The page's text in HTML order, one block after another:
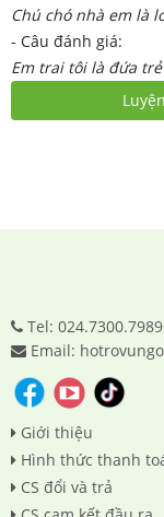
Chú chó nhà em là
- Câu đánh giá:
Em trai tôi là đứa
Tel: 024.7300.7989
Email:
Giới thiệu
Hình thức thanh
CS đổi và trả